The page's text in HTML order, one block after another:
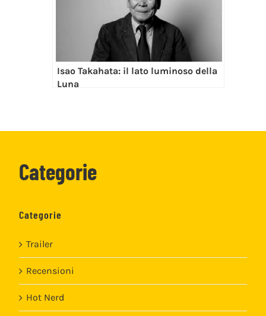
Isao Takahata: il lato luminoso della
Luna
Categorie
Categorie
Trailer
Recensioni
Hot Nerd